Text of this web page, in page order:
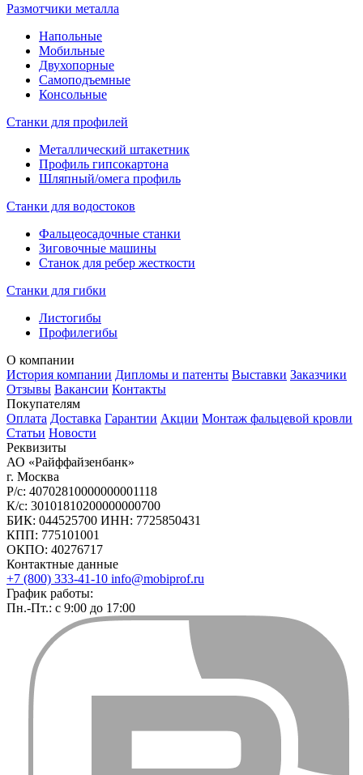
Размотчики металла
Напольные
Мобильные
Двухопорные
Самоподъемные
Консольные
Станки для профилей
Металлический штакетник
Профиль гипсокартона
Шляпный/омега профиль
Станки для водостоков
Фальцеосадочные станки
Зиговочные машины
Станок для ребер жесткости
Станки для гибки
Листогибы
Профилегибы
О компании
История компании Дипломы и патенты Выставки Заказчики
Отзывы Вакансии Контакты
Покупателям
Оплата Доставка Гарантии Акции Монтаж фальцевой кровли
Статьи Новости
Реквизиты
АО «Райффайзенбанк»
г. Москва
Р/с: 40702810000000001118
К/с: 30101810200000000700
БИК: 044525700 ИНН: 7725850431
КПП: 775101001
ОКПО: 40276717
Контактные данные
+7 (800) 333-41-10 info@mobiprof.ru
График работы:
Пн.-Пт.: с 9:00 до 17:00